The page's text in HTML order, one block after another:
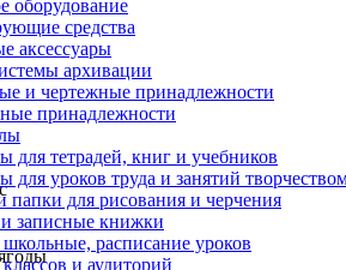
оборудование
средства
аксессуары
архивации
и чертежные принадлежности
принадлежности
для тетрадей, книг и учебников
для уроков труда и занятий
для рисования и черчения
записные книжки
расписание уроков
и аудиторий